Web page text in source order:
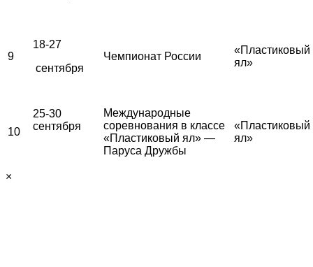
9
18-27
сентября
Чемпионат России
«Пластиковый
ял»
10
25-30
сентября
Международные
соревнования в классе
«Пластиковый ял» —
Паруса Дружбы
«Пластиковый
ял»
×